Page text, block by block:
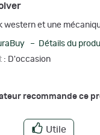
western et une
– Détails du
: D'occasion
recommande ce
Utile